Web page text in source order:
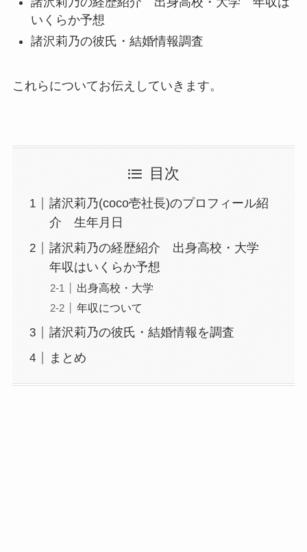
いくらか予想
諸沢莉乃の彼氏・結婚情報調査
これらについてお伝えしていきます。
目次
諸沢莉乃(coco壱社長)のプロフィール紹
介 生年月日
諸沢莉乃の経歴紹介 出身高校・大学
年収はいくらか予想
出身高校・大学
年収について
諸沢莉乃の彼氏・結婚情報を調査
まとめ